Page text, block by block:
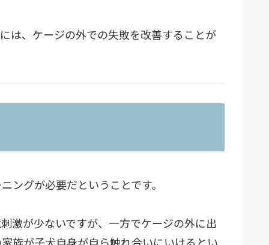
は、ケージの外での失敗を改善することが
ングが必要だということです。
激が少ないですが、一方でケージの外に出